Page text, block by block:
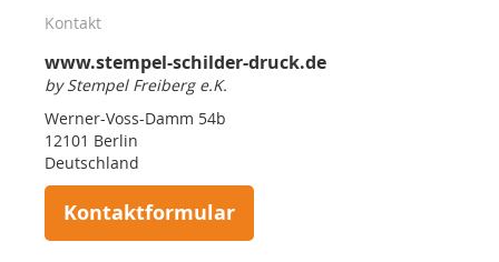
Kontakt
www.stempel-schilder-druck.de
by Stempel Freiberg e.K.
Werner-Voss-Damm 54b
12101 Berlin
Deutschland
Kontaktformular